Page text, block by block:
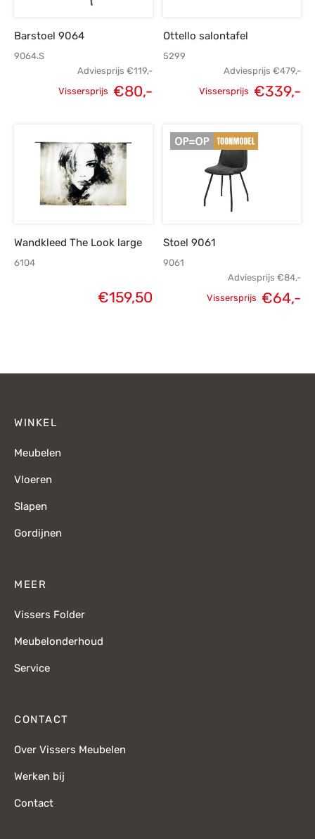
Barstoel 9064
9064.S
Adviesprijs €119,-
€119,-.
Vissersprijs €80,-
prijs is:
€80,-.
Ottello salontafel
5299
Adviesprijs €479,-
prijs was:
€479,-.
Vissersprijs €339,-
Wandkleed The Look large
6104
€159,50
Stoel 9061
9061
Adviesprijs €84,-
Vissersprijs €64,-
WINKEL
Meubelen
Vloeren
Slapen
Gordijnen
MEER
Vissers Folder
Meubelonderhoud
Service
CONTACT
Over Vissers Meubelen
Werken bij
Contact